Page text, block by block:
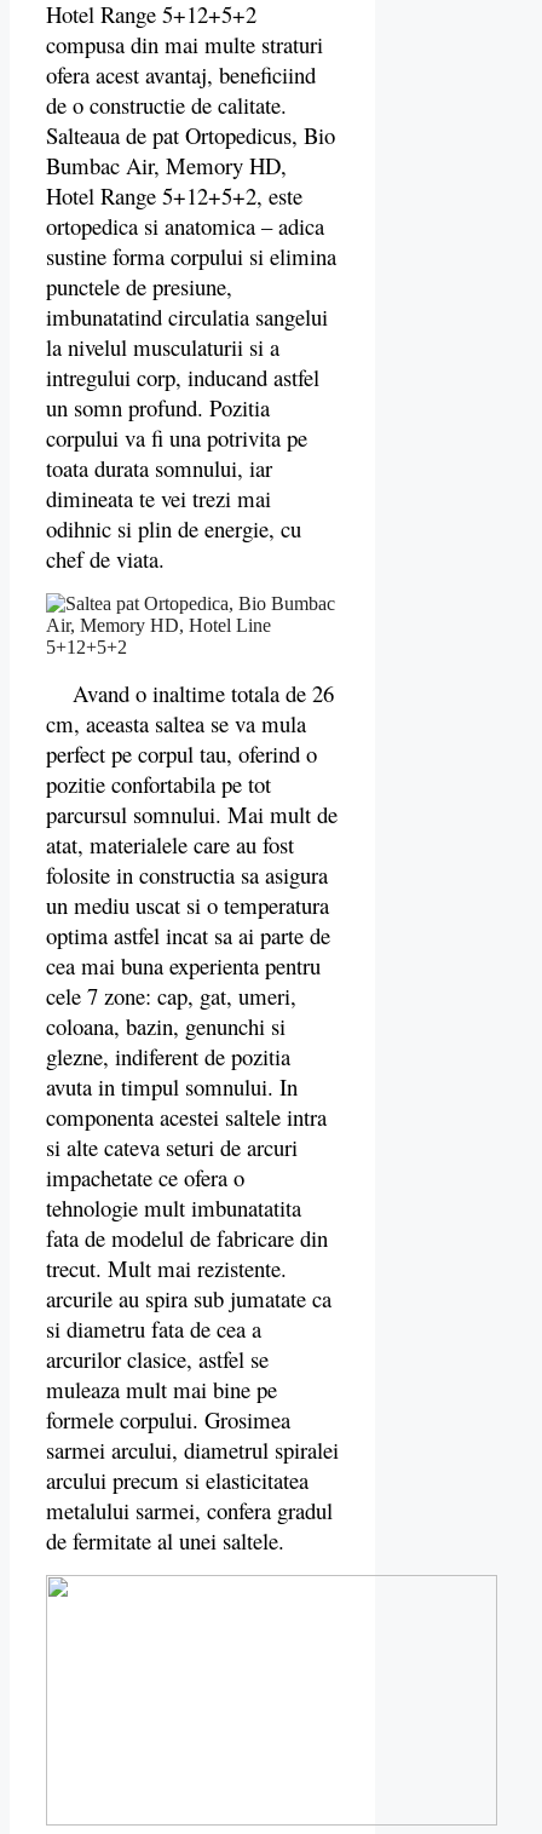
Hotel Range 5+12+5+2
compusa din mai multe straturi
ofera acest avantaj, beneficiind
de o constructie de calitate.
Salteaua de pat Ortopedicus, Bio
Bumbac Air, Memory HD,
Hotel Range 5+12+5+2, este
ortopedica si anatomica – adica
sustine forma corpului si elimina
punctele de presiune,
imbunatatind circulatia sangelui
la nivelul musculaturii si a
intregului corp, inducand astfel
un somn profund. Pozitia
corpului va fi una potrivita pe
toata durata somnului, iar
dimineata te vei trezi mai
odihnic si plin de energie, cu
chef de viata.
Avand o inaltime totala de 26
cm, aceasta saltea se va mula
perfect pe corpul tau, oferind o
pozitie confortabila pe tot
parcursul somnului. Mai mult de
atat, materialele care au fost
folosite in constructia sa asigura
un mediu uscat si o temperatura
optima astfel incat sa ai parte de
cea mai buna experienta pentru
cele 7 zone: cap, gat, umeri,
coloana, bazin, genunchi si
glezne, indiferent de pozitia
avuta in timpul somnului. In
componenta acestei saltele intra
si alte cateva seturi de arcuri
impachetate ce ofera o
tehnologie mult imbunatatita
fata de modelul de fabricare din
trecut. Mult mai rezistente.
arcurile au spira sub jumatate ca
si diametru fata de cea a
arcurilor clasice, astfel se
muleaza mult mai bine pe
formele corpului. Grosimea
sarmei arcului, diametrul spiralei
arcului precum si elasticitatea
metalului sarmei, confera gradul
de fermitate al unei saltele.